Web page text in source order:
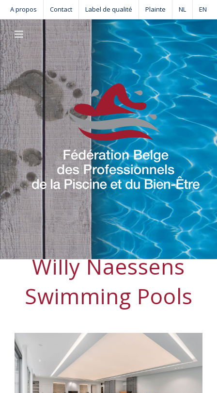
content
A propos Contact Label de qualité Plainte NL EN
Willy Naessens
Swimming Pools
View
Larger
Image